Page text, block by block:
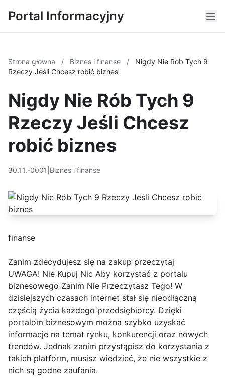
Portal Informacyjny
Strona główna / Biznes i finanse /
Nigdy Nie Rób Tych 9
Rzeczy Jeśli Chcesz robić biznes
Nigdy Nie Rób Tych 9
Rzeczy Jeśli Chcesz
robić biznes
30.11.-0001 Biznes i finanse
finanse
Zanim zdecydujesz się na zakup przeczytaj
UWAGA! Nie Kupuj Nic Aby korzystać z portalu
biznesowego Zanim Nie Przeczytasz Tego! W
dzisiejszych czasach internet stał się nieodłączną
częścią życia każdego przedsiębiorcy. Dzięki
portalom biznesowym można szybko uzyskać
informacje na temat rynku, konkurencji oraz nowych
trendów. Jednak zanim przystąpisz do korzystania z
takich platform, musisz wiedzieć, że nie wszystkie z
nich są godne zaufania.